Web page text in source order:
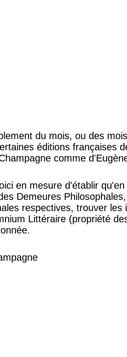
du mois, ou des
éditions françaises
comme
en mesure d'établir
Demeures
respectives, trouver les
Littéraire (propriété